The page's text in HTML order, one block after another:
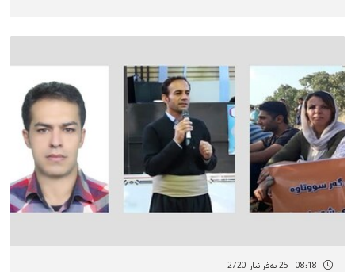
08:18 - 25 بەفرانبار 2720